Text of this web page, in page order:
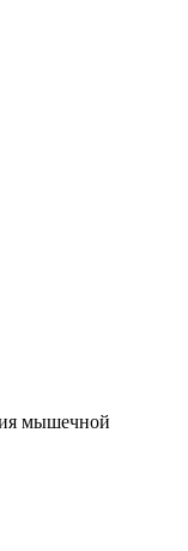
мышечной